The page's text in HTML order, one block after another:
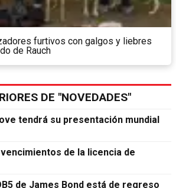
furtivos con galgos y liebres
de Rauch
DE "NOVEDADES"
tendrá su presentación mundial
de la licencia de
de James Bond está de regreso